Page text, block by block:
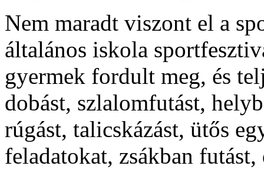
Nem maradt viszont el a
általános iskola
gyermek fordult meg, és
dobást, szlalomfutást,
rúgást, talicskázást, ütős
feladatokat, zsákban futást,